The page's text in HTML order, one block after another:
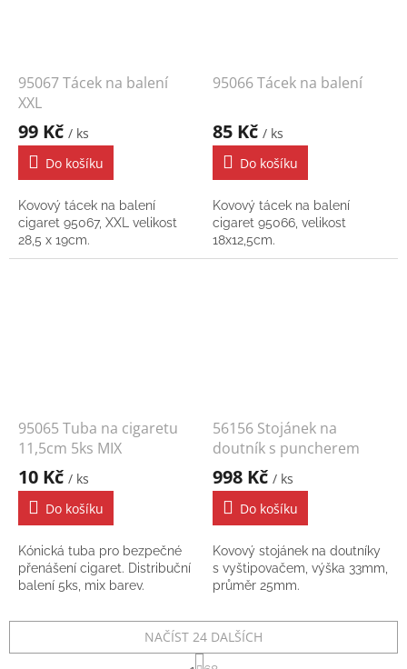
95067 Tácek na balení
XXL
99 Kč / ks
Do košíku
Kovový tácek na balení
cigaret 95067, XXL velikost
28,5 x 19cm.
95066 Tácek na balení
85 Kč / ks
Do košíku
Kovový tácek na balení
cigaret 95066, velikost
18x12,5cm.
95065 Tuba na cigaretu
11,5cm 5ks MIX
10 Kč / ks
Do košíku
Kónická tuba pro bezpečné
přenášení cigaret. Distribuční
balení 5ks, mix barev.
56156 Stojánek na
doutník s puncherem
998 Kč / ks
Do košíku
Kovový stojánek na doutníky
s vyštipovačem, výška 33mm,
průměr 25mm.
NAČÍST 24 DALŠÍCH
S